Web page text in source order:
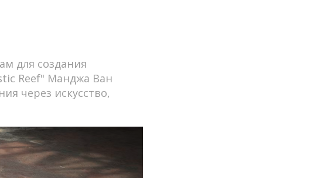
для создания
Reef" Манджа Ван
через искусство,